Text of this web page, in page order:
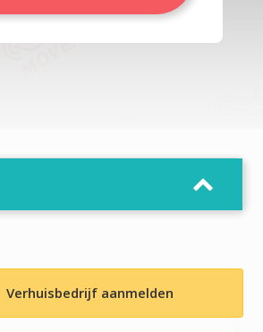
Verhuisbedrijf aanmelden